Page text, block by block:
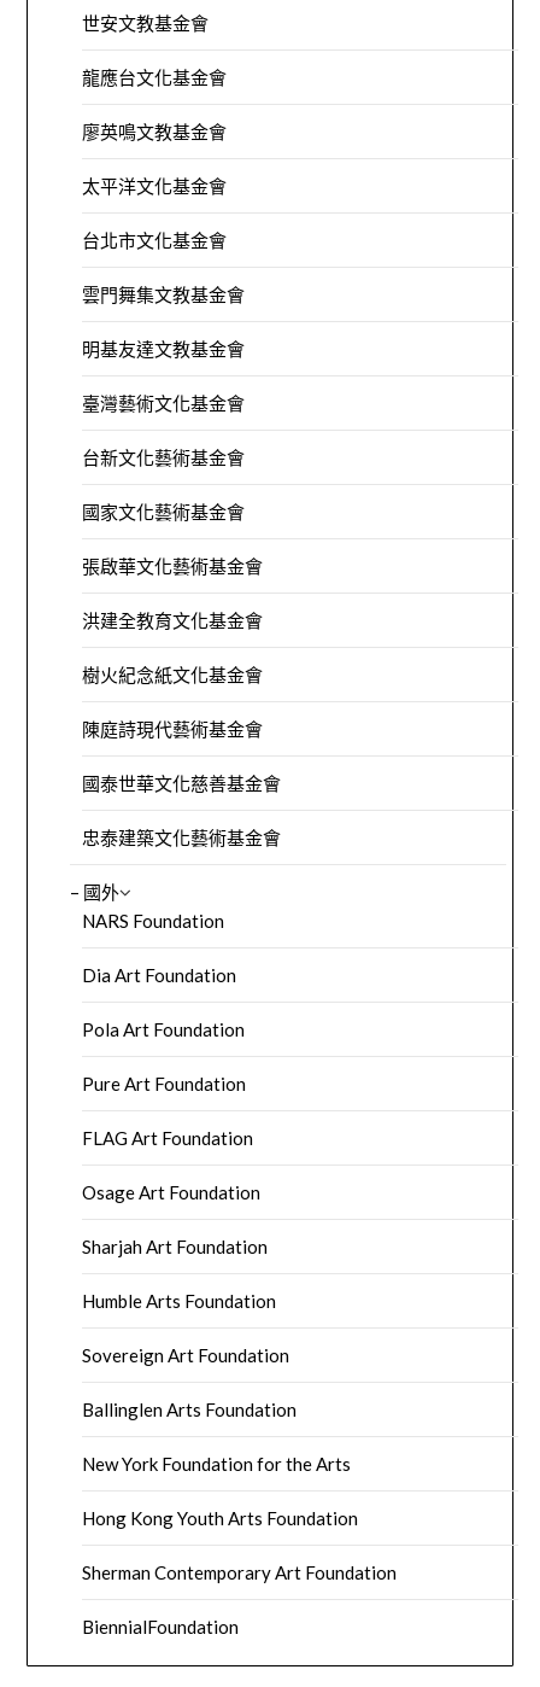
世安文教基金會
龍應台文化基金會
廖英鳴文教基金會
太平洋文化基金會
台北市文化基金會
雲門舞集文教基金會
明基友達文教基金會
臺灣藝術文化基金會
台新文化藝術基金會
國家文化藝術基金會
張啟華文化藝術基金會
洪建全教育文化基金會
樹火紀念紙文化基金會
陳庭詩現代藝術基金會
國泰世華文化慈善基金會
忠泰建築文化藝術基金會
– 國外
NARS Foundation
Dia Art Foundation
Pola Art Foundation
Pure Art Foundation
FLAG Art Foundation
Osage Art Foundation
Sharjah Art Foundation
Humble Arts Foundation
Sovereign Art Foundation
Ballinglen Arts Foundation
New York Foundation for the Arts
Hong Kong Youth Arts Foundation
Sherman Contemporary Art Foundation
BiennialFoundation